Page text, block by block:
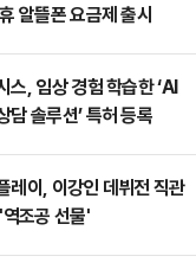
알뜰폰 요금제 출시
스, 임상 경험 학습한 ‘AI
담 솔루션’ 특허 등록
레이, 이강인 데뷔전 직관
조공 선물'